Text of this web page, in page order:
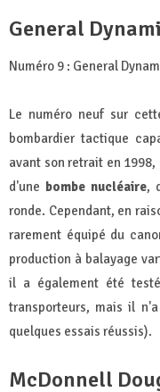
General
Numéro 9 : General
Le numéro neuf sur
bombardier tactique
avant son retrait en
d'une bombe nucléaire,
ronde. Cependant, en
rarement équipé du
production à balayage
il a également été
transporteurs, mais il
quelques essais réussis).
McDonnell